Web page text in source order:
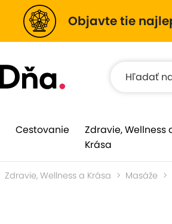
Objavte tie
Cestovanie
Zdravie, Wellness
Krása
Zdravie, Wellness a Krása Masáže